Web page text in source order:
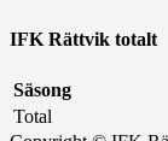
IFK Rättvik totalt
Säsong
Total